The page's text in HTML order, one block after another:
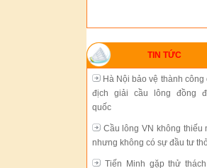
TIN TỨC
Sự phát triển thiếu
cầu lông Việt Nam
Hà Nội bảo vệ thành công
địch giải cầu lông đồng
quốc
Cầu lông VN không thiếu
nhưng không có sự đầu tư
Tiến Minh gặp thử